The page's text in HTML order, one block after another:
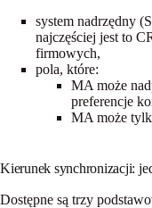
system nadrzędny
najczęściej jest to
firmowych,
pola, które:
MA może
preferencje
MA może
Kierunek synchronizacji:
Dostępne są trzy